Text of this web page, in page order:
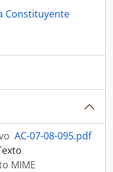
Constituyente
AC-07-08-095.pdf
MIME